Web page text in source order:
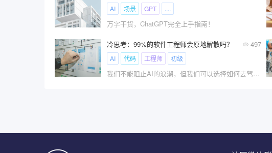
AI 场景 GPT ....
万字干货，ChatGPT完全上手指南！
冷思考：99%的软件工程师会原地解散吗？ 497
AI 代码 工程师 初级
我们不能阻止AI的浪潮，但我们可以选择如何去驾驭它。